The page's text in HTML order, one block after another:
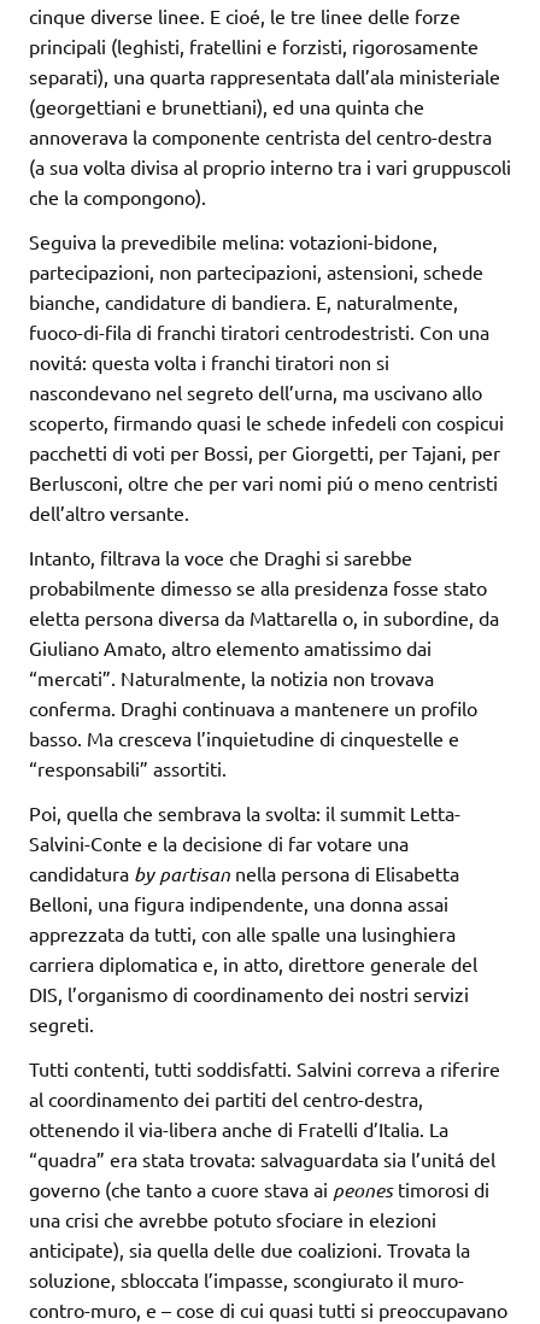
cinque diverse linee. E cioé, le tre linee delle forze
principali (leghisti, fratellini e forzisti, rigorosamente
separati), una quarta rappresentata dall’ala ministeriale
(georgettiani e brunettiani), ed una quinta che
annoverava la componente centrista del centro-destra
(a sua volta divisa al proprio interno tra i vari gruppuscoli
che la compongono).
Seguiva la prevedibile melina: votazioni-bidone,
partecipazioni, non partecipazioni, astensioni, schede
bianche, candidature di bandiera. E, naturalmente,
fuoco-di-fila di franchi tiratori centrodestristi. Con una
novitá: questa volta i franchi tiratori non si
nascondevano nel segreto dell’urna, ma uscivano allo
scoperto, firmando quasi le schede infedeli con cospicui
pacchetti di voti per Bossi, per Giorgetti, per Tajani, per
Berlusconi, oltre che per vari nomi piú o meno centristi
dell’altro versante.
Intanto, filtrava la voce che Draghi si sarebbe
probabilmente dimesso se alla presidenza fosse stato
eletta persona diversa da Mattarella o, in subordine, da
Giuliano Amato, altro elemento amatissimo dai
“mercati”. Naturalmente, la notizia non trovava
conferma. Draghi continuava a mantenere un profilo
basso. Ma cresceva l’inquietudine di cinquestelle e
“responsabili” assortiti.
Poi, quella che sembrava la svolta: il summit Letta-
Salvini-Conte e la decisione di far votare una
candidatura by partisan nella persona di Elisabetta
Belloni, una figura indipendente, una donna assai
apprezzata da tutti, con alle spalle una lusinghiera
carriera diplomatica e, in atto, direttore generale del
DIS, l’organismo di coordinamento dei nostri servizi
segreti.
Tutti contenti, tutti soddisfatti. Salvini correva a riferire
al coordinamento dei partiti del centro-destra,
ottenendo il via-libera anche di Fratelli d’Italia. La
“quadra” era stata trovata: salvaguardata sia l’unitá del
governo (che tanto a cuore stava ai peonestimorosi di
una crisi che avrebbe potuto sfociare in elezioni
anticipate), sia quella delle due coalizioni. Trovata la
soluzione, sbloccata l’impasse, scongiurato il muro-
contro-muro, e – cose di cui quasi tutti si preoccupavano